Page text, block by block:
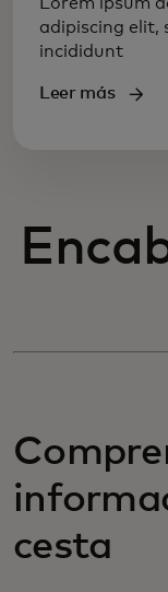
adipiscing elit,
incididunt
Leer más
cesta